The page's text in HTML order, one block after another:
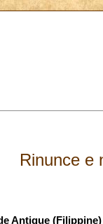
Rinunce e
Antique (Filippine)